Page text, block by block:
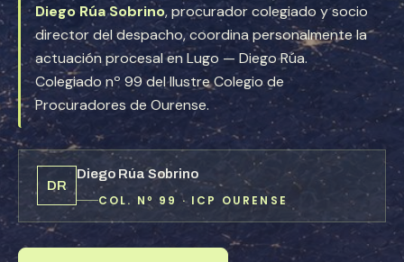
Diego Rúa Sobrino, procurador colegiado y socio
director del despacho, coordina personalmente la
actuación procesal en Lugo — Diego Rúa.
Colegiado nº 99 del Ilustre Colegio de
Procuradores de Ourense.
DR
Diego Rúa Sobrino
COL. Nº 99 · ICP OURENSE